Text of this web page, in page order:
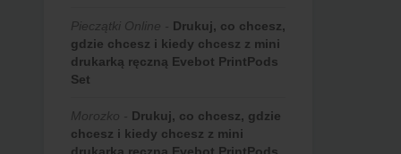
Pieczątki Online - Drukuj, co chcesz,
gdzie chcesz i kiedy chcesz z mini
drukarką ręczną Evebot PrintPods
Set
Morozko - Drukuj, co chcesz, gdzie
chcesz i kiedy chcesz z mini